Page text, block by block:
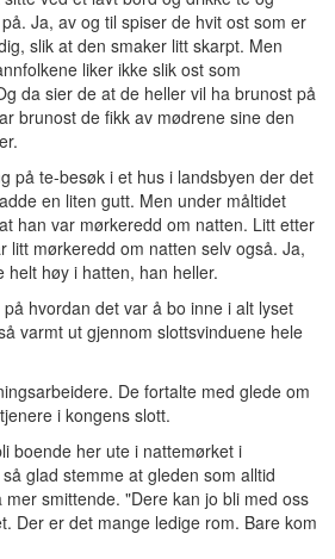
Ja, av og til spiser de hvit ost som er
slik at den smaker litt skarpt. Men
liker ikke slik ost som
da sier de at de heller vil ha brunost på
brunost de fikk av mødrene sine den
på te-besøk i et hus i landsbyen der det
en liten gutt. Men under måltidet
han var mørkeredd om natten. Litt etter
litt mørkeredd om natten selv også. Ja,
helt høy i hatten, han heller.
hvordan det var å bo inne i alt lyset
varmt ut gjennom slottsvinduene hele
De fortalte med glede om
i kongens slott.
boende her ute i nattemørket i
glad stemme at gleden som alltid
smittende. "Dere kan jo bli med oss
Der er det mange ledige rom. Bare kom